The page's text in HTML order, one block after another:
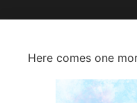
Here comes one